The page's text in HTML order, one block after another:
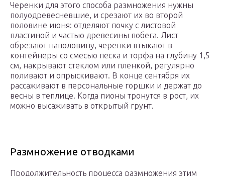
Черенки для этого способа размножения нужны
полуодревесневшие, и срезают их во второй
половине июня: отделяют почку с листовой
пластиной и частью древесины побега. Лист
обрезают наполовину, черенки втыкают в
контейнеры со смесью песка и торфа на глубину 1,5
см, накрывают стеклом или пленкой, регулярно
поливают и опрыскивают. В конце сентября их
рассаживают в персональные горшки и держат до
весны в теплице. Когда пионы тронутся в рост, их
можно высаживать в открытый грунт.
Размножение отводками
Продолжительность процесса размножения этим